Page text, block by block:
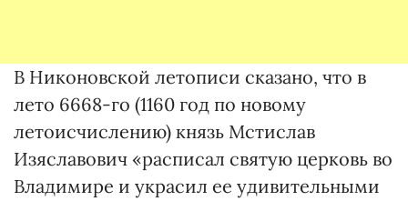
В Никоновской летописи сказано, что в
лето 6668-го (1160 год по новому
летоисчислению) князь Мстислав
Изяславович «расписал святую церковь во
Владимире и украсил ее удивительными